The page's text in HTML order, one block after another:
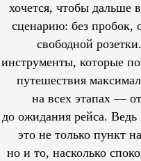
хочется, чтобы дальше
сценарию: без пробок,
свободной
инструменты, которые
путешествия
на всех этапах —
до ожидания рейса.
это не только пункт
но и то, насколько